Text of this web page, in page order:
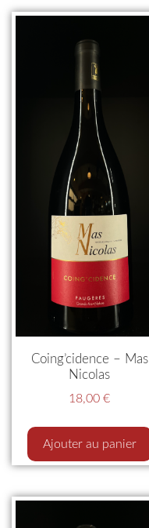
Coing’cidence – Mas
Nicolas
18,00 €
Ajouter au panier